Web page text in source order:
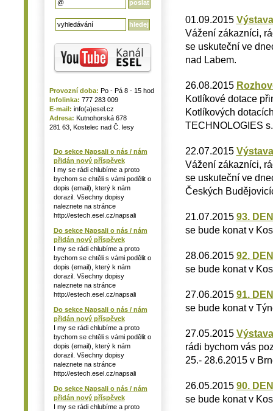
Provozní doba: Po - Pá 8 - 15 hod
Infolinka: 777 283 009
E-mail: info(a)esel.cz
Adresa: Kutnohorská 678
281 63, Kostelec nad Č. lesy
Do sekce Napsali o nás / nám
přidán nový příspěvek
I my se rádi chlubíme a proto
bychom se chtěli s vámi podělit o
dopis (email), který k nám
dorazil. Všechny dopisy
naleznete na stránce
http://estech.esel.cz/napsali
Do sekce Napsali o nás / nám
přidán nový příspěvek
I my se rádi chlubíme a proto
bychom se chtěli s vámi podělit o
dopis (email), který k nám
dorazil. Všechny dopisy
naleznete na stránce
http://estech.esel.cz/napsali
Do sekce Napsali o nás / nám
přidán nový příspěvek
I my se rádi chlubíme a proto
bychom se chtěli s vámi podělit o
dopis (email), který k nám
dorazil. Všechny dopisy
naleznete na stránce
http://estech.esel.cz/napsali
Do sekce Napsali o nás / nám
přidán nový příspěvek
I my se rádi chlubíme a proto
01.09.2015
Vážení zákazníci,
se uskuteční ve
nad Labem.
26.08.2015
Kotlíkové dotace
Kotlíkových
TECHNOLOGIES
22.07.2015
Vážení zákazníci,
se uskuteční ve
Českých
21.07.2015 93.
se bude konat v
28.06.2015 92.
se bude konat v
27.06.2015 91.
se bude konat v
27.05.2015
rádi bychom vás
25.- 28.6.2015 v
26.05.2015 90.
se bude konat v